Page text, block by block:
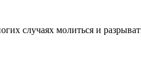
случаях молиться и